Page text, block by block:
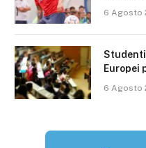
6 Agosto
Europei
6 Agosto